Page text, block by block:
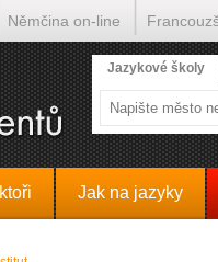
Jak na jazyky
Jazykové školy
Němčina on-line